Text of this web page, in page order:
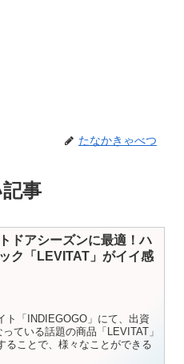
たなかきゃべつ
事
ドアシーズンに最適！ハ
ク「LEVITAT」がイイ感
ト「INDIEGOGO」にて、出資
ている話題の商品「LEVITAT」
ることで、様々なことができる